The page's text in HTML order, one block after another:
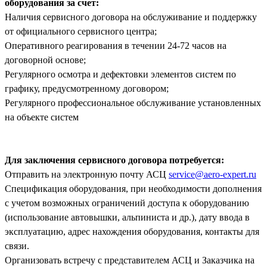
оборудования за счет:
Наличия сервисного договора на обслуживание и поддержку
от официального сервисного центра;
Оперативного реагирования в течении 24-72 часов на
договорной основе;
Регулярного осмотра и дефектовки элементов систем по
графику, предусмотренному договором;
Регулярного профессиональное обслуживание установленных
на объекте систем
Для заключения сервисного договора потребуется:
Отправить на электронную почту АСЦ service@aero-expert.ru
Спецификация оборудования, при необходимости дополнения
с учетом возможных ограничений доступа к оборудованию
(использование автовышки, альпиниста и др.), дату ввода в
эксплуатацию, адрес нахождения оборудования, контакты для
связи.
Организовать встречу с представителем АСЦ и Заказчика на